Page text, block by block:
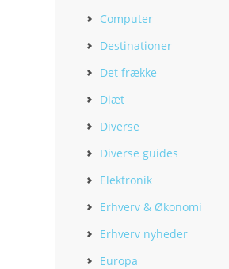
Computer
Destinationer
Det frække
Diæt
Diverse
Diverse guides
Elektronik
Erhverv & Økonomi
Erhverv nyheder
Europa